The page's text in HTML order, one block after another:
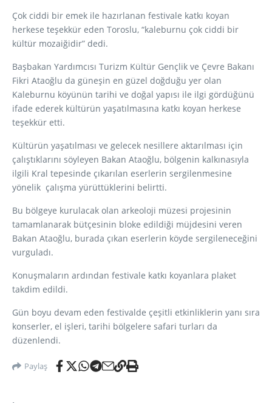
Çok ciddi bir emek ile hazırlanan festivale katkı koyan
herkese teşekkür eden Toroslu, “kaleburnu çok ciddi bir
kültür mozaiğidir” dedi.
Başbakan Yardımcısı Turizm Kültür Gençlik ve Çevre Bakanı
Fikri Ataoğlu da güneşin en güzel doğduğu yer olan
Kaleburnu köyünün tarihi ve doğal yapısı ile ilgi gördüğünü
ifade ederek kültürün yaşatılmasına katkı koyan herkese
teşekkür etti.
Kültürün yaşatılması ve gelecek nesillere aktarılması için
çalıştıklarını söyleyen Bakan Ataoğlu, bölgenin kalkınasıyla
ilgili Kral tepesinde çıkarılan eserlerin sergilenmesine
yönelik çalışma yürüttüklerini belirtti.
Bu bölgeye kurulacak olan arkeoloji müzesi projesinin
tamamlanarak bütçesinin bloke edildiği müjdesini veren
Bakan Ataoğlu, burada çıkan eserlerin köyde sergileneceğini
vurguladı.
Konuşmaların ardından festivale katkı koyanlara plaket
takdim edildi.
Gün boyu devam eden festivalde çeşitli etkinliklerin yanı sıra
konserler, el işleri, tarihi bölgelere safari turları da
düzenlendi.
Paylaş